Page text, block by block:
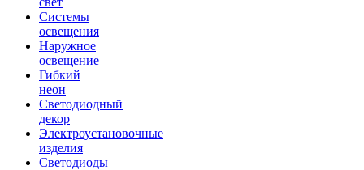
Системы
освещения
Наружное
освещение
Гибкий
неон
Светодиодный
декор
Электроустановочные
изделия
Светодиоды